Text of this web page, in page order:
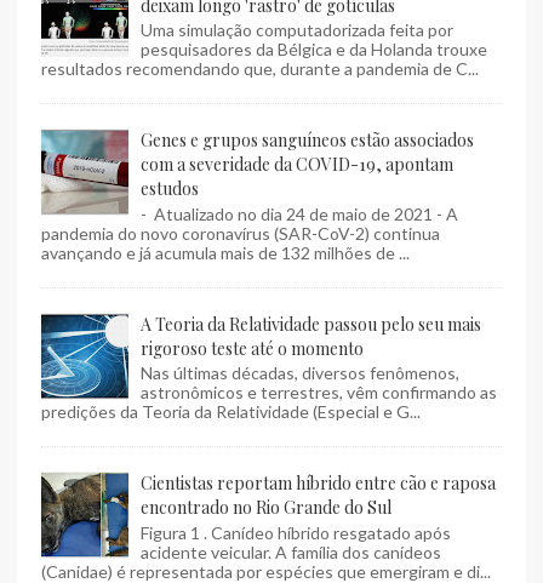
deixam longo 'rastro' de gotículas
Uma simulação computadorizada feita por
pesquisadores da Bélgica e da Holanda trouxe
resultados recomendando que, durante a pandemia de C...
Genes e grupos sanguíneos estão associados
com a severidade da COVID-19, apontam
estudos
- Atualizado no dia 24 de maio de 2021 - A
pandemia do novo coronavírus (SAR-CoV-2) continua
avançando e já acumula mais de 132 milhões de ...
A Teoria da Relatividade passou pelo seu mais
rigoroso teste até o momento
Nas últimas décadas, diversos fenômenos,
astronômicos e terrestres, vêm confirmando as
predições da Teoria da Relatividade (Especial e G...
Cientistas reportam híbrido entre cão e raposa
encontrado no Rio Grande do Sul
Figura 1 . Canídeo híbrido resgatado após
acidente veicular. A família dos canídeos
(Canidae) é representada por espécies que emergiram e di...